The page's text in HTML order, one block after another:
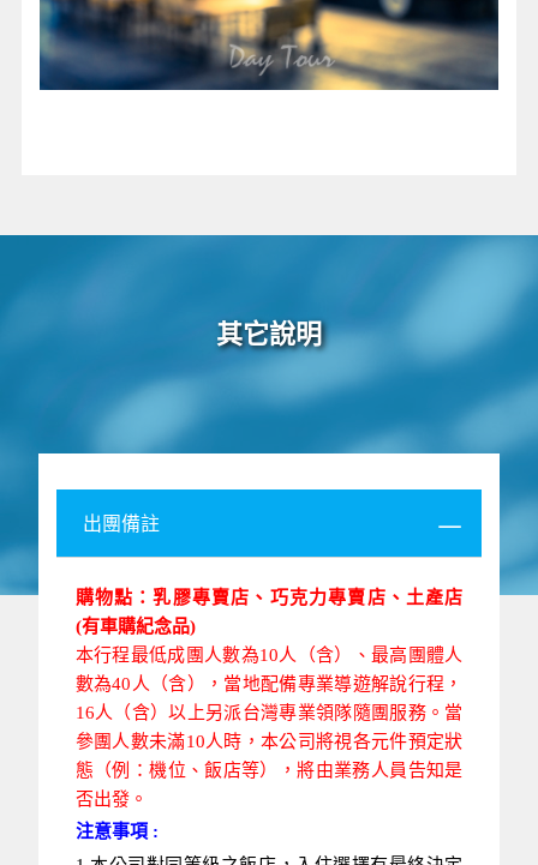
其它說明
出團備註
購物點：乳膠專賣店、巧克力專賣店、土產店
(有車購紀念品)
本行程最低成團人數為10人（含）、最高團體人
數為40人（含），當地配備專業導遊解說行程，
16人（含）以上另派台灣專業領隊隨團服務。當
參團人數未滿10人時，本公司將視各元件預定狀
態（例：機位、飯店等），將由業務人員告知是
否出發。
注意事項 :